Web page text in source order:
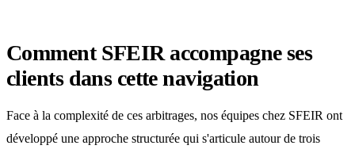
Comment SFEIR accompagne ses
clients dans cette navigation
Face à la complexité de ces arbitrages, nos équipes chez SFEIR ont
développé une approche structurée qui s'articule autour de trois